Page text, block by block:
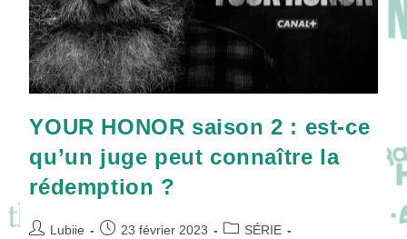
YOUR HONOR saison 2 : est-ce
qu’un juge peut connaître la
rédemption ?
Auteur/autrice
Lubiie
Publication
23 février 2023
PostSÉRIE